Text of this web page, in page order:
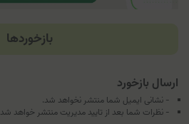
بازخوردها
ارسال بازخورد
- نشانی ایمیل شما منتشر نخواهد شد.
- نظرات شما بعد از تایید مدیریت منتشر خواهد شد